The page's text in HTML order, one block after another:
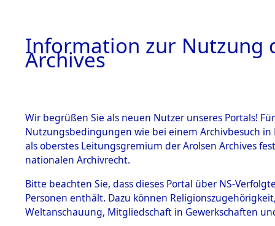
BESTÄNDE
1.
Inhaftierungsdoku
mente
1.2.9 Beim ITS
0005
Information zur Nutzung
Archives
Wir begrüßen Sie als neuen Nutzer unseres Portals!
Nutzungsbedingungen wie bei einem Archivbesuch
als oberstes Leitungsgremium der Arolsen Archives
nationalen Archivrecht.
Bitte beachten Sie, dass dieses Portal über NS-
Personen enthält. Dazu können
Weltanschauung, Mitgliedschaft in Gewerkschaften